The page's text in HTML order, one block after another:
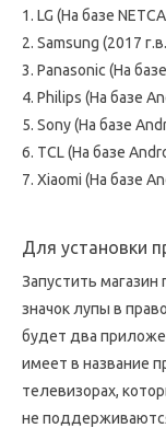
1. LG (На базе
2. Samsung (2017
3. Panasonic (На
4. Philips (На базе
5. Sony (На базе
6. TCL (На базе
7. Xiaomi (На базе
Для установки
Запустить
значок лупы в
будет два
имеет в название
телевизорах,
не